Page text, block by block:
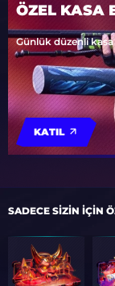
ÖZEL KASA
Günlük düzenli
KATIL
SADECE SIZIN IÇIN